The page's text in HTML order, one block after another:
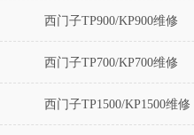
西门子TP900/KP900维修
西门子TP700/KP700维修
西门子TP1500/KP1500维修